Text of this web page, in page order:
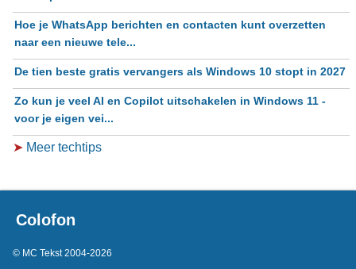
Hoe je WhatsApp berichten en contacten kunt overzetten
naar een nieuwe tele...
De tien beste gratis vervangers als Windows 10 stopt in 2027
Zo kun je veel AI en Copilot uitschakelen in Windows 11 -
voor je eigen vei...
➤ Meer techtips
Colofon
© MC Tekst 2004-2026